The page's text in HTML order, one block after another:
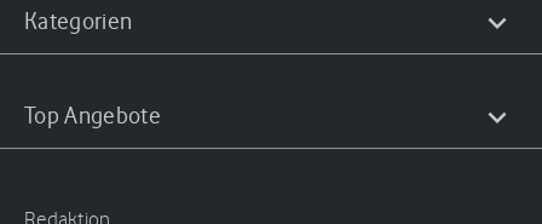
Kategorien
Top Angebote